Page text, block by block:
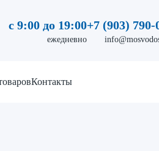
с 9:00 до 19:00
ежедневно
+7 (903) 790-
Контакты